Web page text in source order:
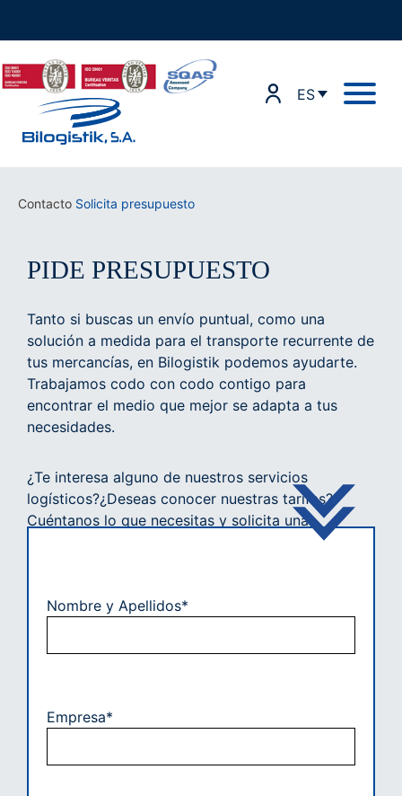
ES
Contacto Solicita presupuesto
PIDE PRESUPUESTO
Tanto si buscas un envío puntual, como una
solución a medida para el transporte recurrente de
tus mercancías, en Bilogistik podemos ayudarte.
Trabajamos codo con codo contigo para
encontrar el medio que mejor se adapta a tus
necesidades.
¿Te interesa alguno de nuestros servicios
logísticos?¿Deseas conocer nuestras tarifas?
Cuéntanos lo que necesitas y solicita una
cotización. Uno de nuestros expertos se pondrá
Nombre y Apellidos*
Empresa*